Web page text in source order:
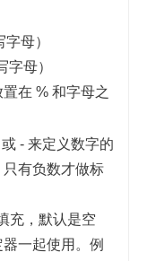
母）
字母）
在 % 和字母之
- 来定义数字的
有负数才做标
充，默认是空
一起使用。例